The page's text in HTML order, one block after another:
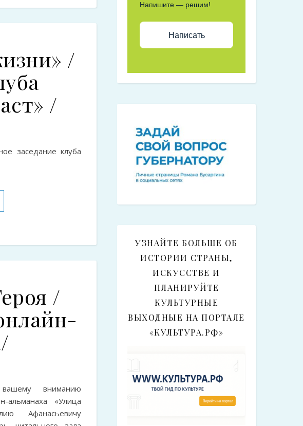
/
/
заседание клуба
/
вниманию
альманаха «Улица
Афанасьевичу
Напишите — решим!
Написать
УЗНАЙТЕ БОЛЬШЕ ОБ
ИСТОРИИ СТРАНЫ,
ИСКУССТВЕ И
ПЛАНИРУЙТЕ
КУЛЬТУРНЫЕ
ВЫХОДНЫЕ НА ПОРТАЛЕ
«КУЛЬТУРА.РФ»